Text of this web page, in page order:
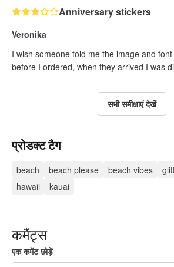
Anniversary stickers
Veronika
I wish someone told me the image and
before I ordered, when they arrived I was
सभी समीक्षाएं देखें
प्रोडक्ट टैग
beach beach please beach vibes
hawaii
kauai
कमैंट्स
एक कमेंट छोड़ें